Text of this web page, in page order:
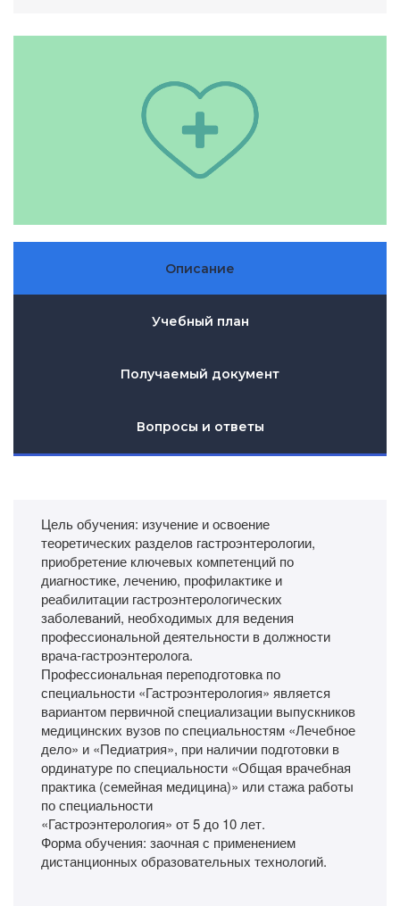
Описание
Учебный план
Получаемый документ
Вопросы и ответы
Цель обучения: изучение и освоение
теоретических разделов гастроэнтерологии,
приобретение ключевых компетенций по
диагностике, лечению, профилактике и
реабилитации гастроэнтерологических
заболеваний, необходимых для ведения
профессиональной деятельности в должности
врача-гастроэнтеролога.
Профессиональная переподготовка по
специальности «Гастроэнтерология» является
вариантом первичной специализации выпускников
медицинских вузов по специальностям «Лечебное
дело» и «Педиатрия», при наличии подготовки в
ординатуре по специальности «Общая врачебная
практика (семейная медицина)» или стажа работы
по специальности
«Гастроэнтерология» от 5 до 10 лет.
Форма обучения: заочная с применением
дистанционных образовательных технологий.